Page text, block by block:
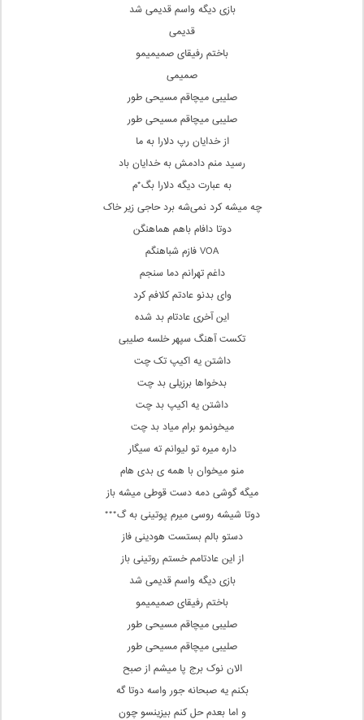
بازی دیگه واسم قدیمی شد
قدیمی
باختم رفیقای صمیمیمو
صمیمی
صلیبی میچاقم مسیحی‌ طور
صلیبی میچاقم مسیحی‌ طور
از خدایان رپ دلارا به ما
رسید منم دادمش به خدایان باد
به عبارت دیگه دلارا بگ*م
چه میشه کرد نمی‌شه برد حاجی زیر خاک
دوتا دافام باهم هماهنگن
VOA فازم شباهنگم
داغم تهرانم دما سنجم
وای بدنو عادتم کلافم کرد
این آخری عادتام بد شده
تکست آهنگ سپهر خلسه صلیبی
داشتن یه اکیپ تک چت
بدخواها برزیلی بد چت
داشتن یه اکیپ بد چت
میخونمو برام میاد بد چت
داره میره تو لیوانم ته سیگار
منو میخوان با همه ی بدی هام
میگه گوشی دمه دست قوطی میشه باز
دوتا شیشه روسی میرم پوتینی به گ***
دستو بالم بستست هودینی فاز
از این عادتامم خستم روتینی باز
بازی دیگه واسم قدیمی شد
باختم رفیقای صمیمیمو
صلیبی میچاقم مسیحی‌ طور
صلیبی میچاقم مسیحی‌ طور
الان نوک برج پا میشم از صبح
بکنم یه صبحانه جور واسه دوتا گه
و اما بعدم حل کنم بیزینسو چون